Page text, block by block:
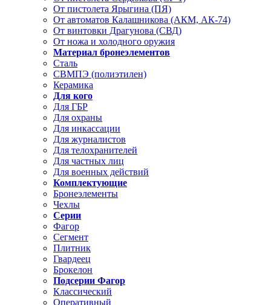
От пистолета Ярыгина (ПЯ)
От автоматов Калашникова (АКМ, АК-74)
От винтовки Драгунова (СВД)
От ножа и холодного оружия
Материал бронеэлементов
Сталь
СВМПЭ (полиэтилен)
Керамика
Для кого
Для ГБР
Для охраны
Для инкассации
Для журналистов
Для телохранителей
Для частных лиц
Для военных действий
Комплектующие
Бронеэлементы
Чехлы
Серии
Фагор
Сегмент
Плитник
Гвардеец
Брокелон
Подсерии Фагор
Классический
Оперативный